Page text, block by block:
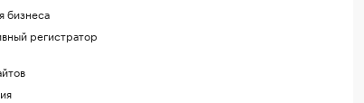
бизнеса
регистратор